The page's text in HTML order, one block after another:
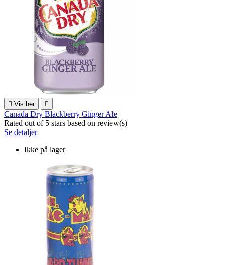
 Vis her 
Canada Dry Blackberry Ginger Ale
Rated out of 5 stars based on review(s)
Se detaljer
Ikke på lager